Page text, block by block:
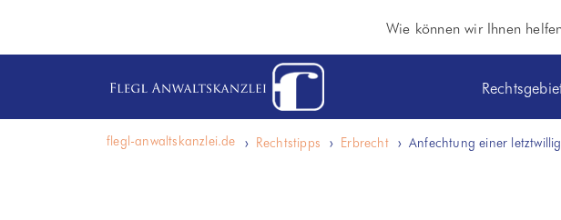
Wie können wir Ihnen
flegl-anwaltskanzlei.de Rechtstipps Erbrecht Anfechtung einer